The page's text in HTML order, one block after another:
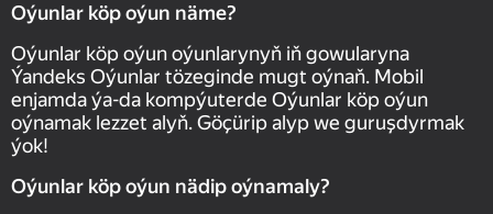
Oýunlar köp oýun näme?
Oýunlar köp oýun oýunlarynyň iň gowularyna
Ýandeks Oýunlar tözeginde mugt oýnaň. Mobil
enjamda ýa-da kompýuterde Oýunlar köp oýun
oýnamak lezzet alyň. Göçürip alyp we guruşdyrmak
ýok!
Oýunlar köp oýun nädip oýnamaly?